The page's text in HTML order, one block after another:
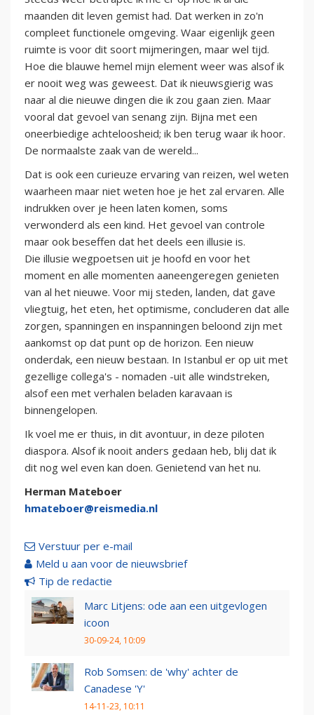
maanden dit leven gemist had. Dat werken in zo'n
compleet functionele omgeving. Waar eigenlijk geen
ruimte is voor dit soort mijmeringen, maar wel tijd.
Hoe die blauwe hemel mijn element weer was alsof ik
er nooit weg was geweest. Dat ik nieuwsgierig was
naar al die nieuwe dingen die ik zou gaan zien. Maar
vooral dat gevoel van senang zijn. Bijna met een
oneerbiedige achteloosheid; ik ben terug waar ik hoor.
De normaalste zaak van de wereld...
Dat is ook een curieuze ervaring van reizen, wel weten
waarheen maar niet weten hoe je het zal ervaren. Alle
indrukken over je heen laten komen, soms
verwonderd als een kind. Het gevoel van controle
maar ook beseffen dat het deels een illusie is.
Die illusie wegpoetsen uit je hoofd en voor het
moment en alle momenten aaneengeregen genieten
van al het nieuwe. Voor mij steden, landen, dat gave
vliegtuig, het eten, het optimisme, concluderen dat alle
zorgen, spanningen en inspanningen beloond zijn met
aankomst op dat punt op de horizon. Een nieuw
onderdak, een nieuw bestaan. In Istanbul er op uit met
gezellige collega's - nomaden -uit alle windstreken,
alsof een met verhalen beladen karavaan is
binnengelopen.
Ik voel me er thuis, in dit avontuur, in deze piloten
diaspora. Alsof ik nooit anders gedaan heb, blij dat ik
dit nog wel even kan doen. Genietend van het nu.
Herman Mateboer
hmateboer@reismedia.nl
Verstuur per e-mail
Meld u aan voor de nieuwsbrief
Tip de redactie
Marc Litjens: ode aan een uitgevlogen
icoon
30-09-24, 10:09
Rob Somsen: de 'why' achter de
Canadese 'Y'
14-11-23, 10:11